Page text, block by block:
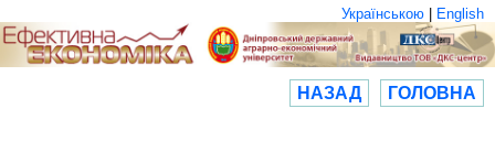
Українською English
НАЗАД ГОЛОВНА